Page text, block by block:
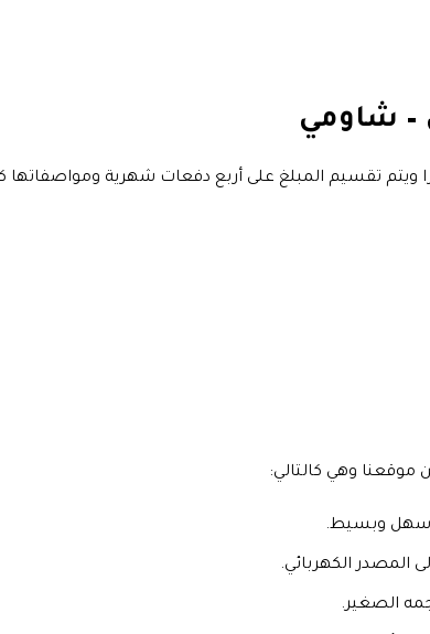
– شاومي
ويتم تقسيم المبلغ على أربع دفعات شهرية ومواصفاتها
وهي كالتالي:
سهل وبسيط.
المصدر الكهربائي.
الصغير.